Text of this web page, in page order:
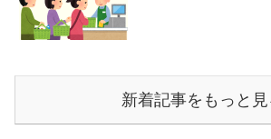
新着記事をもっと見